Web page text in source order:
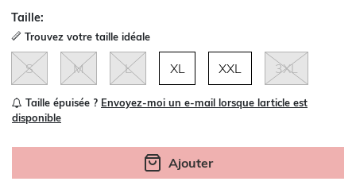
Taille:
Trouvez votre taille idéale
S M L XL XXL 3XL
Taille épuisée ? Envoyez-moi un e-mail lorsque larticle est
disponible
Ajouter